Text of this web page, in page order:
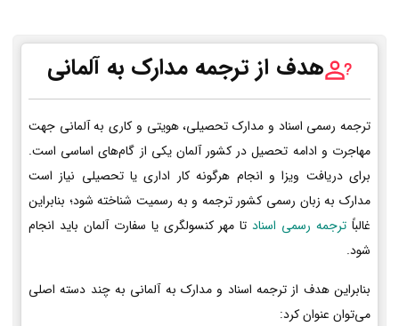
هدف از ترجمه مدارک به آلمانی
ترجمه رسمی اسناد و مدارک تحصیلی، هویتی و کاری به آلمانی جهت
مهاجرت و ادامه تحصیل در کشور آلمان یکی از گام‌های اساسی است.
برای دریافت ویزا و انجام هرگونه کار اداری یا تحصیلی نیاز است
مدارک به زبان رسمی کشور ترجمه و به رسمیت شناخته شود؛ بنابراین
غالباً ترجمه رسمی اسنادتا مهر کنسولگری یا سفارت آلمان باید انجام
شود.
بنابراین هدف از ترجمه اسناد و مدارک به آلمانی به چند دسته اصلی
می‌توان عنوان کرد: